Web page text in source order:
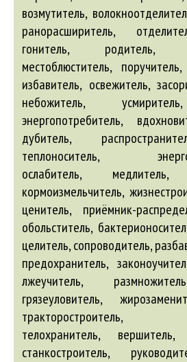
возмутитель,
ранорасширитель,
гонитель, родитель,
местоблюститель,
избавитель, освежитель,
небожитель,
энергопотребитель,
дубитель,
теплоноситель,
ослабитель, медлитель,
кормоизмельчитель,
ценитель, приёмник-
обольститель,
целитель, сопроводитель,
предохранитель,
лжеучитель,
грязеуловитель,
тракторостроитель,
телохранитель, вершитель,
станкостроитель,